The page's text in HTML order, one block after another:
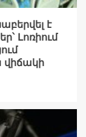
է
Լոռիում